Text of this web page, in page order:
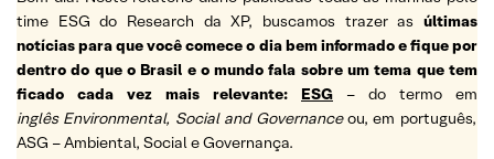
time ESG do Research da XP, buscamos trazer as últimas
notícias para que você comece o dia bem informado e fique por
dentro do que o Brasil e o mundo fala sobre um tema que tem
ficado cada vez mais relevante:
ESG
– do termo em
inglês Environmental, Social and Governanceou, em português,
ASG – Ambiental, Social e Governança.